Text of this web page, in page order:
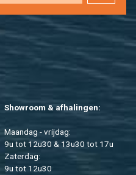
Show­room & af­ha­lin­gen:
Maan­dag - vrij­dag:
9u tot 12u30 & 13u30 tot 17u
Za­ter­dag:
9u tot 12u30